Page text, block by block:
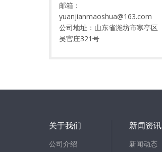
邮箱：
yuanjianmaoshua@163.com
公司地址：山东省潍坊市寒亭区
吴官庄321号
关于我们
公司介绍
新闻资讯
新闻动态